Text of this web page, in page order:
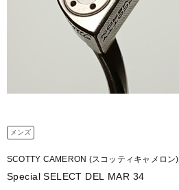
メンズ
SCOTTY CAMERON (スコッティキャメロン)
Special SELECT DEL MAR 34